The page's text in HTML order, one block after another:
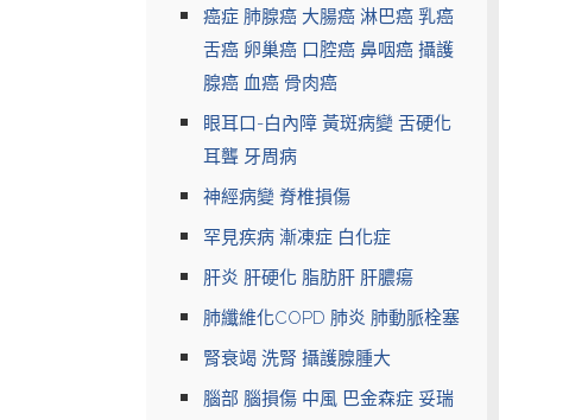
癌症 肺腺癌 大腸癌 淋巴癌 乳癌
舌癌 卵巢癌 口腔癌 鼻咽癌 攝護
腺癌 血癌 骨肉癌
眼耳口-白內障 黃斑病變 舌硬化
耳聾 牙周病
神經病變 脊椎損傷
罕見疾病 漸凍症 白化症
肝炎 肝硬化 脂肪肝 肝膿瘍
肺纖維化COPD 肺炎 肺動脈栓塞
腎衰竭 洗腎 攝護腺腫大
腦部 腦損傷 中風 巴金森症 妥瑞